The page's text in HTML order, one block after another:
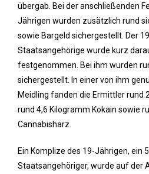
übergab. Bei der anschließenden
Jährigen wurden zusätzlich rund
sowie Bargeld sichergestellt. Der
Staatsangehörige wurde kurz
festgenommen. Bei ihm wurden
sichergestellt. In einer von ihm
Meidling fanden die Ermittler rund
rund 4,6 Kilogramm Kokain sowie
Cannabisharz.
Ein Komplize des 19-Jährigen, ein
Staatsangehöriger, wurde auf der